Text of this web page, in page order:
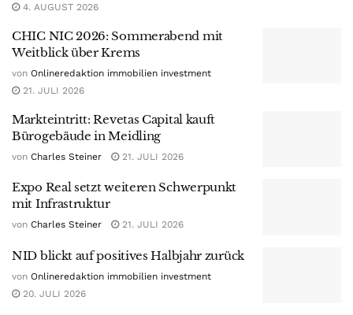
4. AUGUST 2026
CHIC NIC 2026: Sommerabend mit
Weitblick über Krems
von Onlineredaktion immobilien investment
21. JULI 2026
Markteintritt: Revetas Capital kauft
Bürogebäude in Meidling
von Charles Steiner 21. JULI 2026
Expo Real setzt weiteren Schwerpunkt
mit Infrastruktur
von Charles Steiner 21. JULI 2026
NID blickt auf positives Halbjahr zurück
von Onlineredaktion immobilien investment
20. JULI 2026